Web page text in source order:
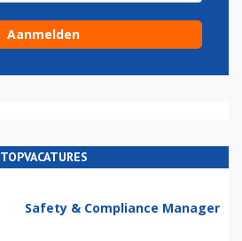
TOPVACATURES
Safety & Compliance Manager